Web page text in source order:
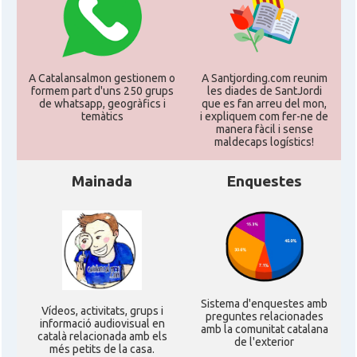
CAMON Catalans a Karlsruhe
CAMON Catalans a KASSEL
CAMON Catalans a Koeln - Köln - Colonia
CAMON Catalans a Mainz
CAMON Catalans a MANNHEIM
CAMON Catalans a MÜNCHEN
A Catalansalmon gestionem o
formem part d'uns 250 grups
de whatsapp, geogràfics i
temàtics
A Santjording.com reunim
les diades de SantJordi
que es fan arreu del mon,
i expliquem com fer-ne de
manera fàcil i sense
maldecaps logí­stics!
Mainada
Ví­deos, activitats, grups i
informació audiovisual en
català relacionada amb els
més petits de la casa.
Enquestes
Sistema d'enquestes amb
preguntes relacionades
amb la comunitat catalana
de l'exterior